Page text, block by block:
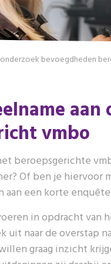
bevoegdheden
vmbo
beroepsgerichte
Of ben je hiervoor
aan een korte
in opdracht van
uit naar de overstap
graag inzicht